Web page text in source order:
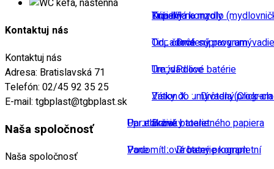
Kúpeľňa konzoly
Odpadové súpravy
Umývadlové batérie
Zátky do umývadla (Click-
Upratovanie
Vane
Tina bílá
Tina černá
Trend
Vision X
Panelákové baterie
Podomítkové baterie kompletní
Držiaky na mydlo
Drôtený program
Police
Drôtený program
Držiaky toaletného papiera
Drôtený program
Kontaktuj nás
Kontaktuj nás
Adresa: Bratislavská 71
Telefón: 02/45 92 35 25
E-mail: tgbplast@tgbplast.sk
Naša spoločnosť
Naša spoločnosť